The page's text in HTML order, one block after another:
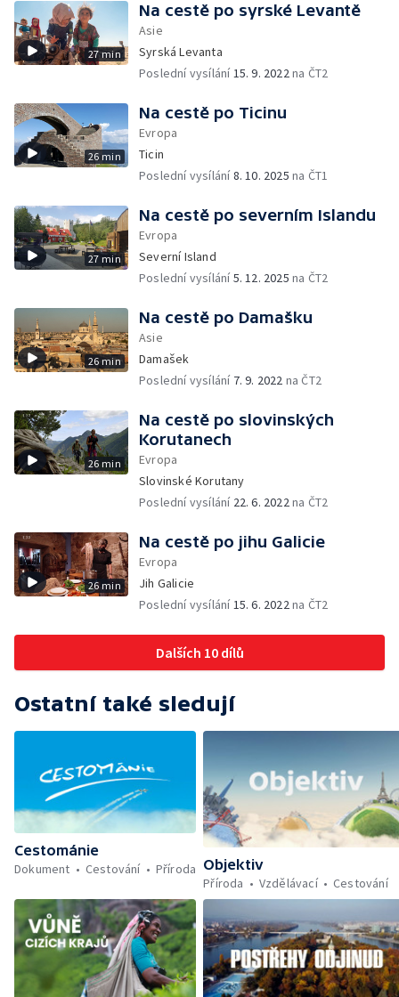
27 min
Na cestě po syrské Levantě
Asie
Syrská Levanta
Poslední vysílání15. 9. 2022na ČT2
26 min
Na cestě po Ticinu
Evropa
Ticin
Poslední vysílání8. 10. 2025 na ČT1
27 min
Na cestě po severním Islandu
Evropa
Severní Island
Poslední vysílání5. 12. 2025 na ČT2
26 min
Na cestě po Damašku
Asie
Damašek
Poslední vysílání 7. 9. 2022 na ČT2
26 min
Na cestě po slovinských
Korutanech
Evropa
Slovinské Korutany
Poslední vysílání 22. 6. 2022na ČT2
26 min
Na cestě po jihu Galicie
Evropa
Jih Galicie
Poslední vysílání15. 6. 2022na ČT2
Dalších 10 dílů
Ostatní také sledují
Cestománie
Dokument
Cestování Příroda Objektiv
Příroda
Vzdělávací Cestování